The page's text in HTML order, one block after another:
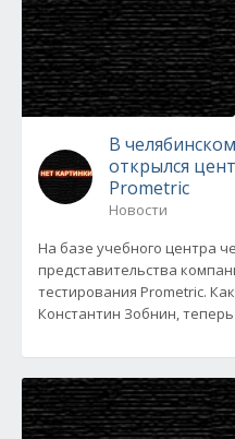
В
открылся
Prometric
Новости
На базе учебного центра
представительства
тестирования Prometric.
Константин Зобнин, теперь